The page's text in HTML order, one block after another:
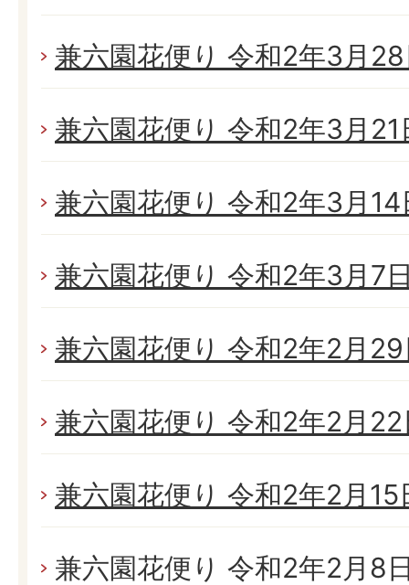
兼六園花便り 令和2年3月
兼六園花便り 令和2年3月
兼六園花便り 令和2年3月
兼六園花便り 令和2年3月7
兼六園花便り 令和2年2月
兼六園花便り 令和2年2月
兼六園花便り 令和2年2月
兼六園花便り 令和2年2月8